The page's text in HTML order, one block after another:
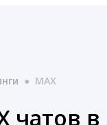
● MAX
чатов в